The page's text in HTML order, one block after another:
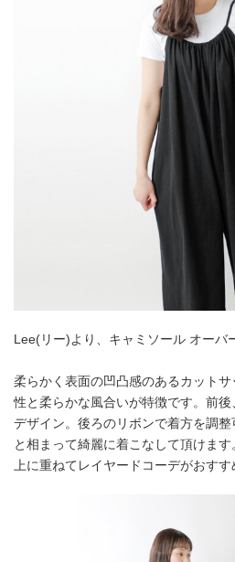
Lee(リー)より、キャミソール オーバ
柔らかく表面の凹凸感のあるカット
性と柔らかな風合いが特徴です。前
デザイン。後ろのリボンで着方を調
と相まって綺麗に着こなして頂けま
上に重ねてレイヤードコーデがおすす